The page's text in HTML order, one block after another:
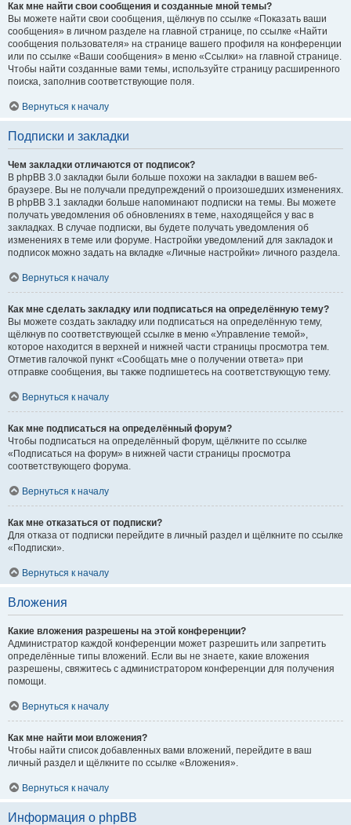
Как мне найти свои сообщения и созданные мной темы?
Вы можете найти свои сообщения, щёлкнув по ссылке «Показать ваши
сообщения» в личном разделе на главной странице, по ссылке «Найти
сообщения пользователя» на странице вашего профиля на конференции
или по ссылке «Ваши сообщения» в меню «Ссылки» на главной странице.
Чтобы найти созданные вами темы, используйте страницу расширенного
поиска, заполнив соответствующие поля.
Вернуться к началу
Подписки и закладки
Чем закладки отличаются от подписок?
В phpBB 3.0 закладки были больше похожи на закладки в вашем веб-
браузере. Вы не получали предупреждений о произошедших изменениях.
В phpBB 3.1 закладки больше напоминают подписки на темы. Вы можете
получать уведомления об обновлениях в теме, находящейся у вас в
закладках. В случае подписки, вы будете получать уведомления об
изменениях в теме или форуме. Настройки уведомлений для закладок и
подписок можно задать на вкладке «Личные настройки» личного раздела.
Вернуться к началу
Как мне сделать закладку или подписаться на определённую тему?
Вы можете создать закладку или подписаться на определённую тему,
щёлкнув по соответствующей ссылке в меню «Управление темой»,
которое находится в верхней и нижней части страницы просмотра тем.
Отметив галочкой пункт «Сообщать мне о получении ответа» при
отправке сообщения, вы также подпишетесь на соответствующую тему.
Вернуться к началу
Как мне подписаться на определённый форум?
Чтобы подписаться на определённый форум, щёлкните по ссылке
«Подписаться на форум» в нижней части страницы просмотра
соответствующего форума.
Вернуться к началу
Как мне отказаться от подписки?
Для отказа от подписки перейдите в личный раздел и щёлкните по ссылке
«Подписки».
Вернуться к началу
Вложения
Какие вложения разрешены на этой конференции?
Администратор каждой конференции может разрешить или запретить
определённые типы вложений. Если вы не знаете, какие вложения
разрешены, свяжитесь с администратором конференции для получения
помощи.
Вернуться к началу
Как мне найти мои вложения?
Чтобы найти список добавленных вами вложений, перейдите в ваш
личный раздел и щёлкните по ссылке «Вложения».
Вернуться к началу
Информация о phpBB